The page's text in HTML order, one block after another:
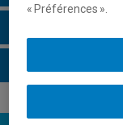
« Préférences ».